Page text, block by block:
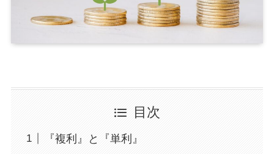
目次
『複利』と『単利』